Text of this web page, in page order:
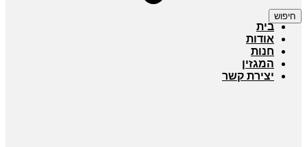
חיפוש
בית
אודות
חנות
המגזין
יצירת קשר